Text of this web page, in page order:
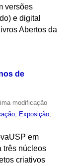
versões
e digital
Abertos da
de
modificação
, Exposição,
em
três núcleos
criativos